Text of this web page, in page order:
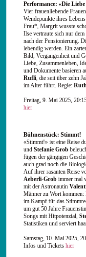
Performance: «Die
Vier frauenliebende
Wendepunkte ihres
Frau*, Margrit wusste
Ilse vertraute sich nur
nach der Pensionierung.
lebendig werden. Ein
Bild, Vergangenheit und
Liebe, Zusammenleben,
und Dokumente basieren
Rufli, die seit über zehn
im Alter führt. Regie:
Freitag, 9. Mai 2025,
hier
Bühnenstück: Stimmt!
«Stimmt!» ist eine Reise
und Stefanie Grob
fügen der gängigen
auch grad noch die
Auf ihrer rasanten Reise
Aeberli-Grobimmer mal
mit der Astronautin
Männer zu Wort
im Kampf für das
um gut 50 Jahre
Songs mit Hitpotenzial,
Statistiken und serviert
Samstag, 10. Mai 2025,
Infos und Tickets hier